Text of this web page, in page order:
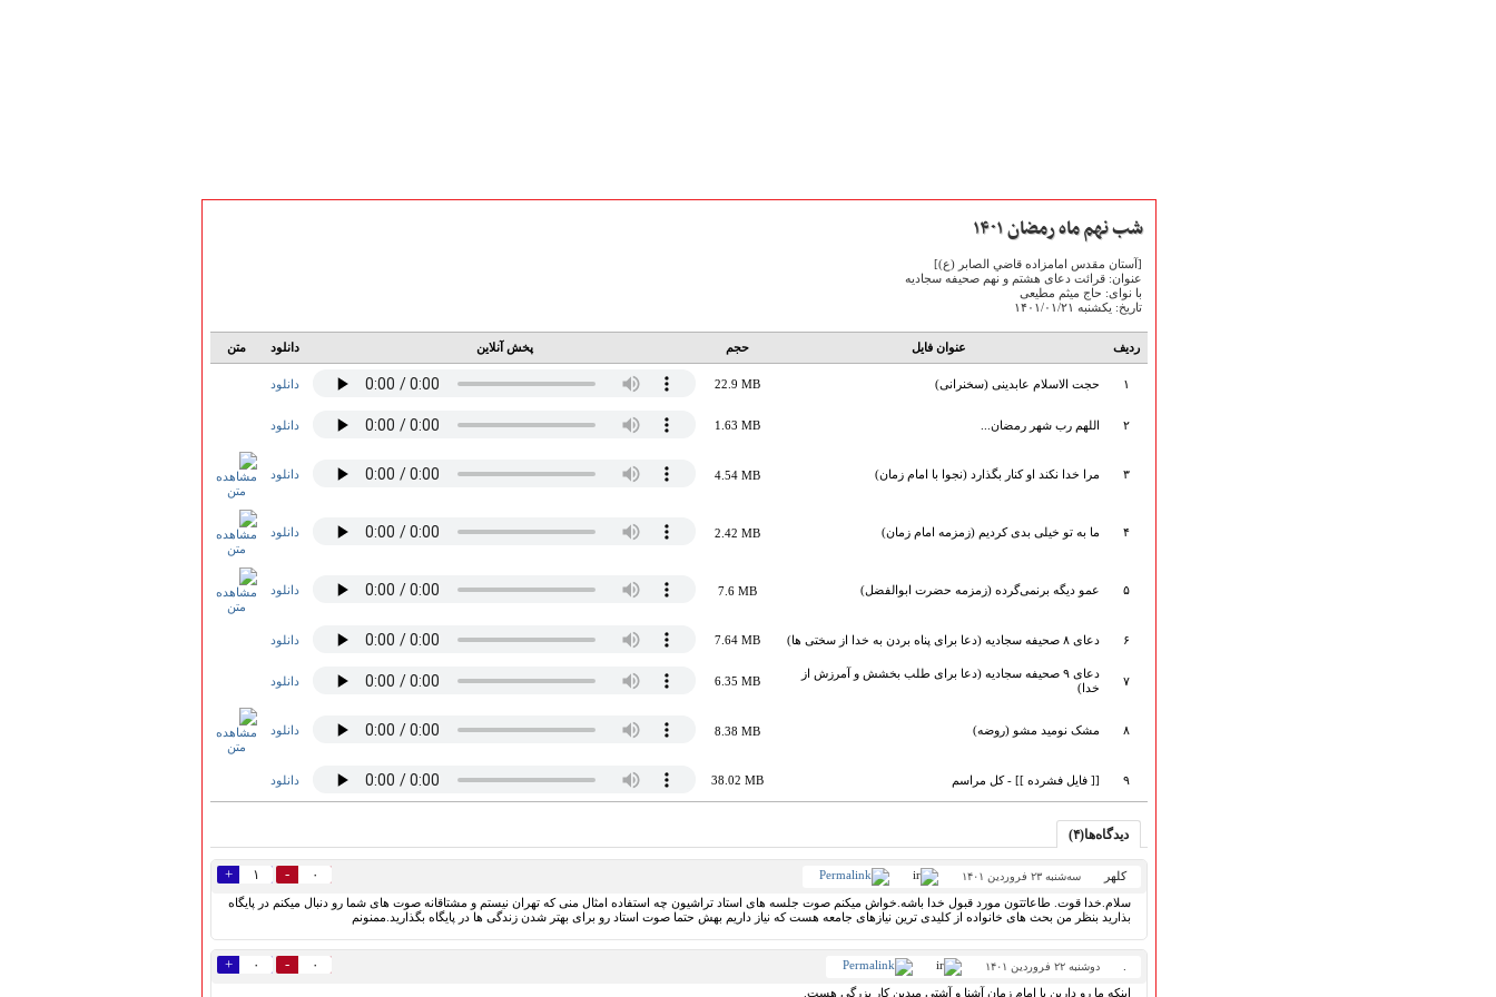
شب نهم ماه رمضان ۱۴۰۱
[آستان مقدس امامزاده قاضي الصابر (ع)]
عنوان: قرائت دعای هشتم و نهم صحیفه سجادیه
با نوای: حاج میثم مطیعی
تاریخ: یکشنبه ۱۴۰۱/۰۱/۲۱
ردیف عنوان فایل حجم پخش آنلاین دانلود متن
۱ حجت الاسلام عابدینی (سخنرانی) 22.9 MB دانلود
۲ اللهم رب شهر رمضان... 1.63 MB دانلود
۳ مرا خدا نکند او کنار بگذارد (نجوا با امام زمان) 4.54 MB دانلود
۴ ما به تو خیلی بدی کردیم (زمزمه امام زمان) 2.42 MB دانلود
۵ عمو دیگه برنمی‌گرده (زمزمه حضرت ابوالفضل) 7.6 MB دانلود
۶ دعای ۸ صحیفه سجادیه (دعا برای پناه بردن به خدا از سختی ها) 7.64 MB دانلود
۷
دعای ۹ صحیفه سجادیه (دعا برای طلب بخشش و آمرزش از
خدا)
6.35 MB دانلود
۸ مشک نومید مشو (روضه) 8.38 MB دانلود
۹ [[ فایل فشرده ]] - کل مراسم 38.02 MB دانلود
دیدگاه‌ها(۴)
کلهر سه‌شنبه ۲۳ فروردین ۱۴۰۱ ۱ + ۰ -
سلام.خدا قوت. طاعاتتون مورد قبول خدا باشه.خواش میکنم صوت جلسه های استاد تراشیون چه استفاده امثال منی که تهران نیستم و مشتاقانه صوت های شما رو دنبال میکنم در پایگاه
بذارید بنظر من بحث های خانواده از کلیدی ترین نیازهای جامعه هست که نیاز داریم بهش حتما صوت استاد رو برای بهتر شدن زندگی ها در پایگاه بگذارید.ممنونم
دوشنبه ۲۲ فروردین ۱۴۰۱ ۰ + ۰ -
اینکه ما رو دارین با امام زمان آشنا و آشتی میدین کار بزرگی هست.